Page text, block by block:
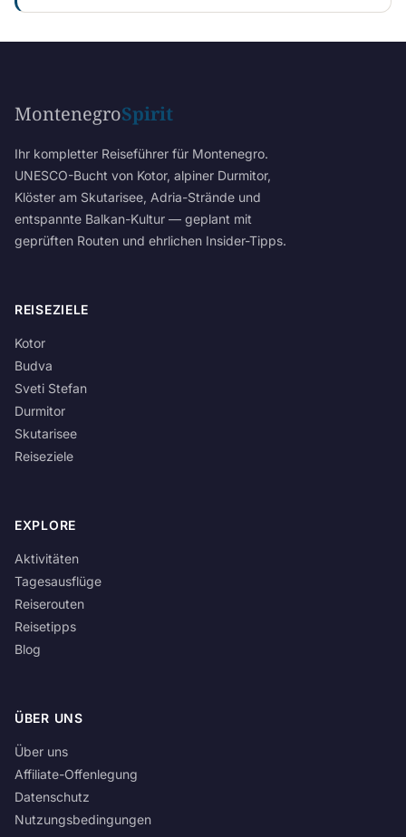
MontenegroSpirit
Ihr kompletter Reiseführer für Montenegro.
UNESCO-Bucht von Kotor, alpiner Durmitor,
Klöster am Skutarisee, Adria-Strände und
entspannte Balkan-Kultur — geplant mit
geprüften Routen und ehrlichen Insider-Tipps.
REISEZIELE
Kotor
Budva
Sveti Stefan
Durmitor
Skutarisee
Reiseziele
EXPLORE
Aktivitäten
Tagesausflüge
Reiserouten
Reisetipps
Blog
ÜBER UNS
Über uns
Affiliate-Offenlegung
Datenschutz
Nutzungsbedingungen